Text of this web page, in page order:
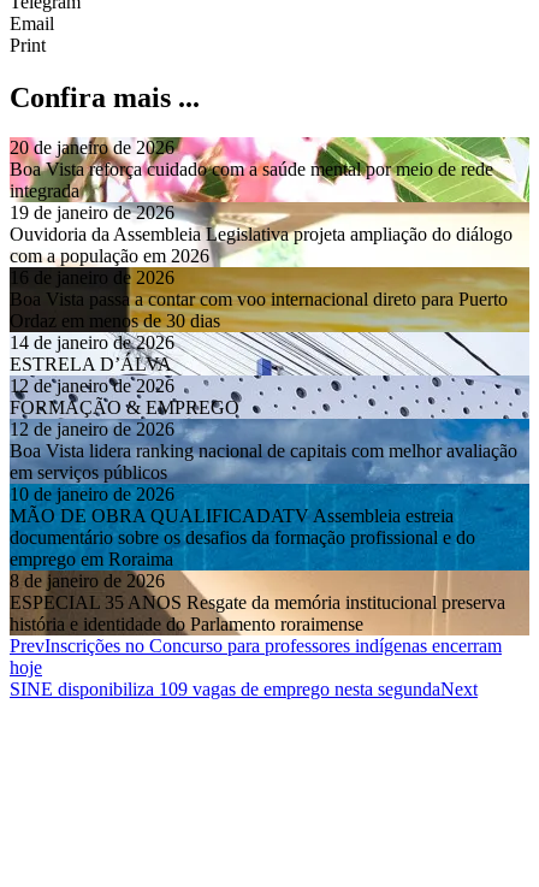
Confira mais ...
20 de janeiro de 2026
integrada
19 de janeiro de 2026
Ouvidoria da Assembleia Legislativa projeta ampliação do diálogo
com a população em 2026
16 de janeiro de 2026
Boa Vista passa a contar com voo internacional direto para Puerto
Ordaz em menos de 30 dias
14 de janeiro de 2026
ESTRELA D’ÁLVA
12 de janeiro de 2026
FORMAÇÃO & EMPREGO
12 de janeiro de 2026
Boa Vista lidera ranking nacional de capitais com melhor avaliação
em serviços públicos
10 de janeiro de 2026
MÃO DE OBRA QUALIFICADATV Assembleia estreia
documentário sobre os desafios da formação profissional e do
emprego em Roraima
8 de janeiro de 2026
ESPECIAL 35 ANOS Resgate da memória institucional preserva
história e identidade do Parlamento roraimense
PrevInscrições no Concurso para professores indígenas encerram
hoje
SINE disponibiliza 109 vagas de emprego nesta segundaNext